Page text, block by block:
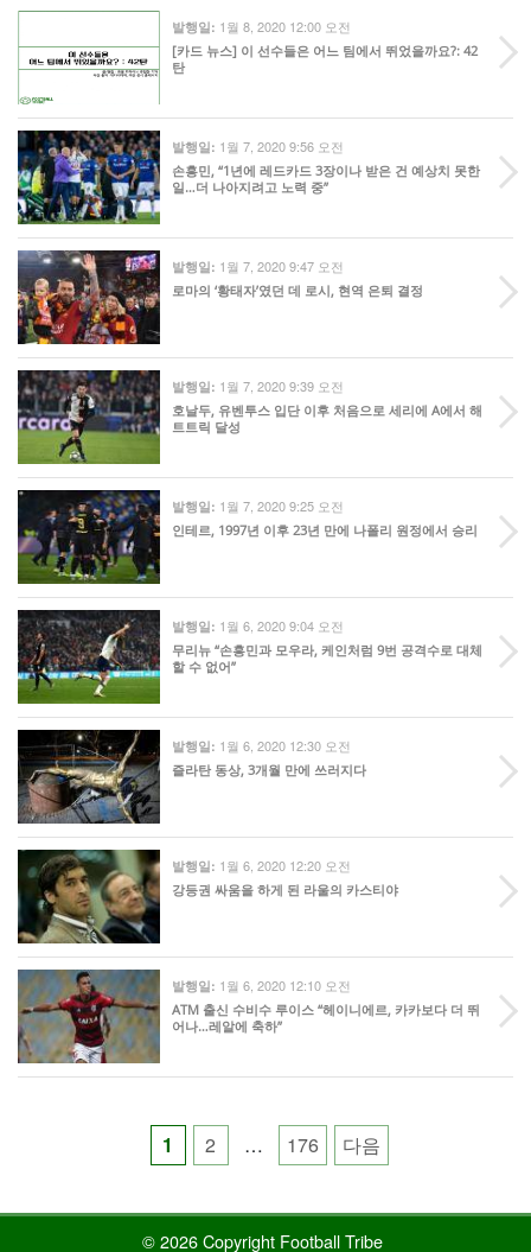
발행일: 1월 8, 2020 12:00 오전
[카드 뉴스] 이 선수들은 어느 팀에서 뛰었을까요?: 42
탄
발행일: 1월 7, 2020 9:56 오전
손흥민, “1년에 레드카드 3장이나 받은 건 예상치 못한
일…더 나아지려고 노력 중”
발행일: 1월 7, 2020 9:47 오전
로마의 ‘황태자’였던 데 로시, 현역 은퇴 결정
발행일: 1월 7, 2020 9:39 오전
호날두, 유벤투스 입단 이후 처음으로 세리에 A에서 해
트트릭 달성
발행일: 1월 7, 2020 9:25 오전
인테르, 1997년 이후 23년 만에 나폴리 원정에서 승리
발행일: 1월 6, 2020 9:04 오전
무리뉴 “손흥민과 모우라, 케인처럼 9번 공격수로 대체
할 수 없어”
발행일: 1월 6, 2020 12:30 오전
즐라탄 동상, 3개월 만에 쓰러지다
발행일: 1월 6, 2020 12:20 오전
강등권 싸움을 하게 된 라울의 카스티야
발행일: 1월 6, 2020 12:10 오전
ATM 출신 수비수 루이스 “헤이니에르, 카카보다 더 뛰
어나…레알에 축하”
Posts
pagination
1 2 … 176 다음
© 2026 Copyright Football Tribe